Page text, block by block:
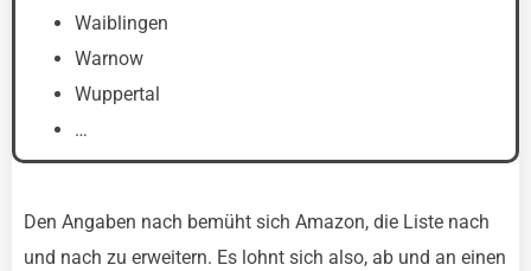
Waiblingen
Warnow
Wuppertal
…
Den Angaben nach bemüht sich Amazon, die Liste nach
und nach zu erweitern. Es lohnt sich also, ab und an einen